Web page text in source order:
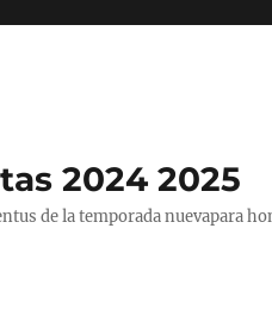
2024 2025
de la temporada nuevapara